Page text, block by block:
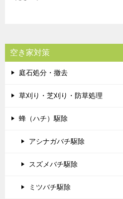
空き家対策
庭石処分・撤去
草刈り・芝刈り・防草処理
蜂（ハチ）駆除
アシナガバチ駆除
スズメバチ駆除
ミツバチ駆除